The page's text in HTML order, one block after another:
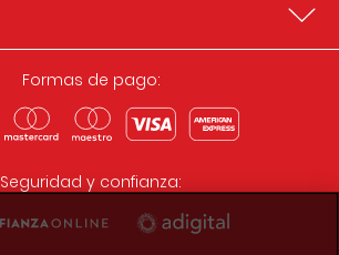
Formas de pago:
Seguridad y confianza: